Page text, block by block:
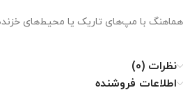
هماهنگ با مپ‌های تاریک یا محیط‌های
نظرات (0)
اطلاعات فروشنده